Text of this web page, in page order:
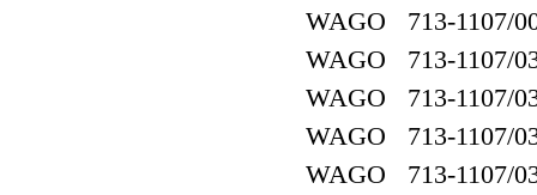
WAGO 713-1107/
WAGO 713-1107/
WAGO 713-1107/
WAGO 713-1107/
WAGO 713-1107/